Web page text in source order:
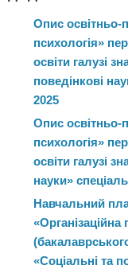
Опис освітньо-
психологія»
освіти галузі
поведінкові
2025
Опис освітньо-
психологія»
освіти галузі
науки»
Навчальний
«Соціальні та